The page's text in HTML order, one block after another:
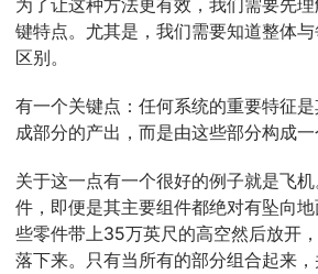
为了让这种方法更有效，我们需要先
键特点。尤其是，我们需要知道整体
区别。
有一个关键点：任何系统的重要特征
成部分的产出，而是由这些部分构成一
关于这一点有一个很好的例子就是飞
件，即便是其主要组件都绝对有坠向
些零件带上35万英尺的高空然后放开
落下来。只有当所有的部分组合起来